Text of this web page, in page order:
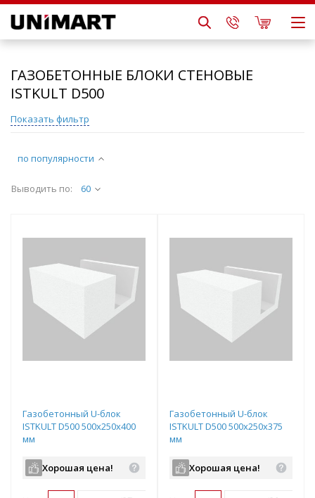
ГАЗОБЕТОННЫЕ БЛОКИ СТЕНОВЫЕ
ISTKULT D500
по популярности
Выводить по: 60
Газобетонный U-блок
ISTKULT D500 500х250х400
мм
Хорошая цена!
Газобетонный U-блок
ISTKULT D500 500х250х375
мм
Хорошая цена!
Показать фильтр